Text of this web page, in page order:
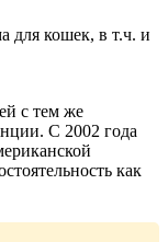
для кошек, в т.ч. и
с тем же
С 2002 года
как